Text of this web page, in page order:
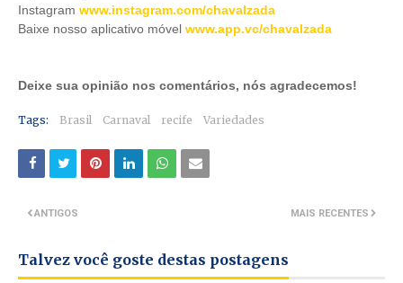
Instagram www.instagram.com/chavalzada
Baixe nosso aplicativo móvel www.app.vc/chavalzada
Deixe sua opinião nos comentários, nós agradecemos!
Tags: Brasil Carnaval recife Variedades
MAIS RECENTES
ANTIGOS
Talvez você goste destas postagens